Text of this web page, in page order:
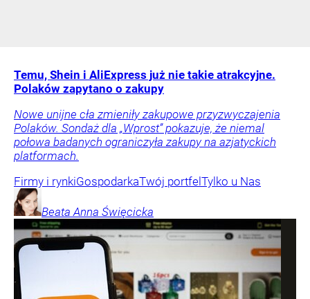
Temu, Shein i AliExpress już nie takie atrakcyjne.
Polaków zapytano o zakupy
Nowe unijne cła zmieniły zakupowe przyzwyczajenia
Polaków. Sondaż dla „Wprost” pokazuje, że niemal
połowa badanych ograniczyła zakupy na azjatyckich
platformach.
Firmy i rynkiGospodarkaTwój portfelTylko u Nas
Beata Anna Święcicka